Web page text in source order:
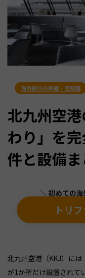
海外旅行の準備・豆知識
北九州空
わり」を
件と設備
＼ 初めての
トリ
北九州空港（KKJ）に
が1か所だけ設置されて